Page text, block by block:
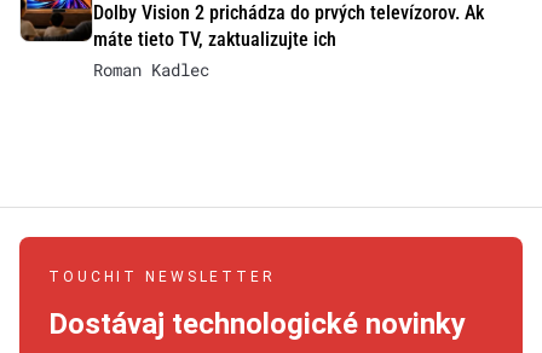
Dolby Vision 2 prichádza do prvých televízorov. Ak
máte tieto TV, zaktualizujte ich
Roman Kadlec
TOUCHIT NEWSLETTER
Dostávaj technologické novinky